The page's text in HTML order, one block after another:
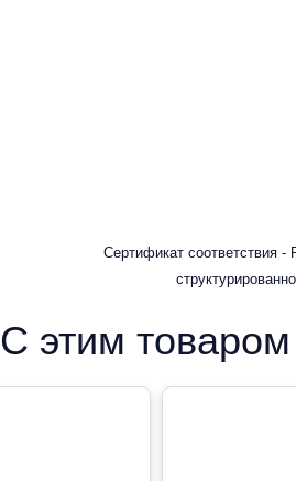
Сертификат соответствия
С этим